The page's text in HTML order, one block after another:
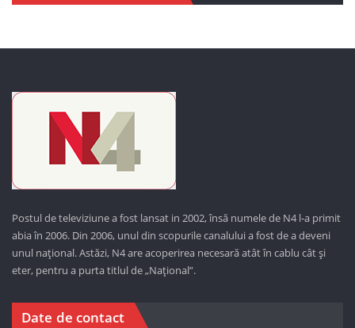
Postul de televiziune a fost lansat in 2002, însă numele de N4 l-a primit
abia în 2006. Din 2006, unul din scopurile canalului a fost de a deveni
unul național. Astăzi, N4 are acoperirea necesară atât în cablu cât și
eter, pentru a purta titlul de „Național”.
Date de contact